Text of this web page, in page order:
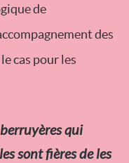
de
des
cas pour les
qui
sont fières de les